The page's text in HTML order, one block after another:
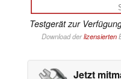
Testgerät zur
Download derlizensierten
Jetzt